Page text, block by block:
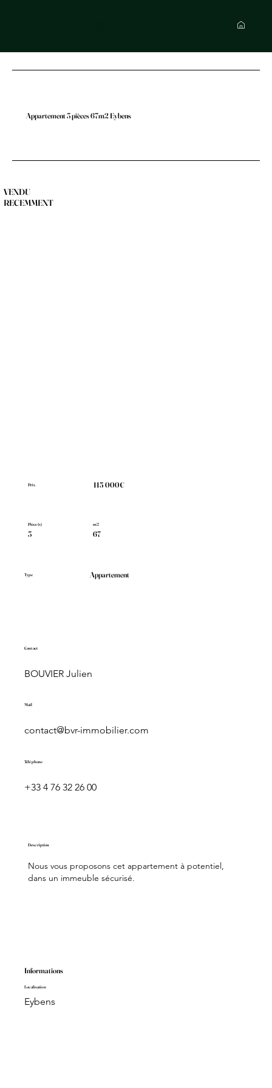
Appartement 3 pièces 67m2 Eybens
VENDU
RECEMMENT
Prix 115 000€
Pièce(s)
3
m2
67
Type Appartement
Contact
BOUVIER Julien
Mail
contact@bvr-immobilier.com
Téléphone
+33 4 76 32 26 00
Description
Nous vous proposons cet appartement à potentiel,
dans un immeuble sécurisé.
Informations
Localisation
Eybens